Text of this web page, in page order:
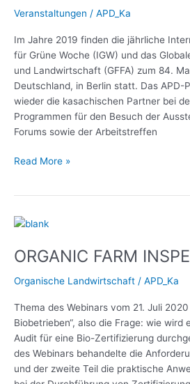
Veranstaltungen / APD_Ka
Im Jahre 2019 finden die jährliche
für Grüne Woche (IGW) und das
und Landwirtschaft (GFFA) zum 84.
Deutschland, in Berlin statt. Das APD-
wieder die kasachischen Partner bei
Programmen für den Besuch der
Forums sowie der Arbeitstreffen
Forstwirtschaft
das
Globale
Forum
für
Ernährung
und
Landwirtschaft
Read More »
ORGANIC FARM
Organische Landwirtschaft / APD_Ka
Thema des Webinars vom 21. Juli
Biobetrieben“, also die Frage: wie wird
Audit für eine Bio-Zertifizierung
des Webinars behandelte die
und der zweite Teil die praktische
ORGANIC
INSPECTION